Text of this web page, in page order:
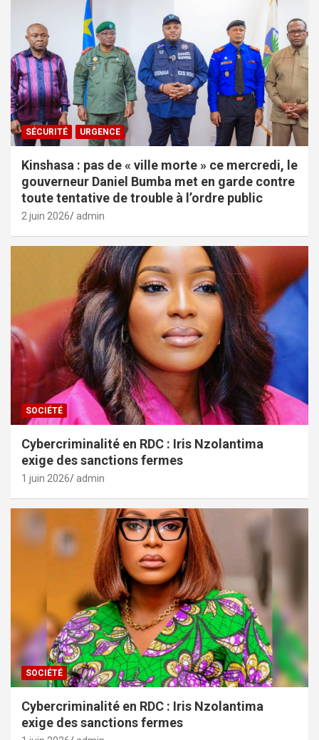
SÉCURITÉ URGENCE
Kinshasa : pas de « ville morte » ce mercredi, le
gouverneur Daniel Bumba met en garde contre
toute tentative de trouble à l’ordre public
2 juin 2026 admin
SOCIÉTÉ
Cybercriminalité en RDC : Iris Nzolantima
exige des sanctions fermes
1 juin 2026 admin
SOCIÉTÉ
Cybercriminalité en RDC : Iris Nzolantima
exige des sanctions fermes